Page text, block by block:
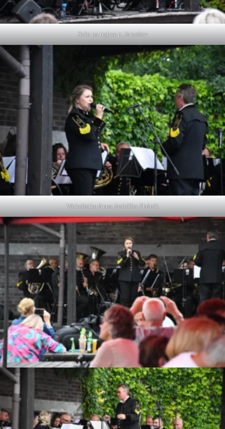
Solo na trąbce p. Jarosław
Wokalistka Anna Jaskółka-Haśnik